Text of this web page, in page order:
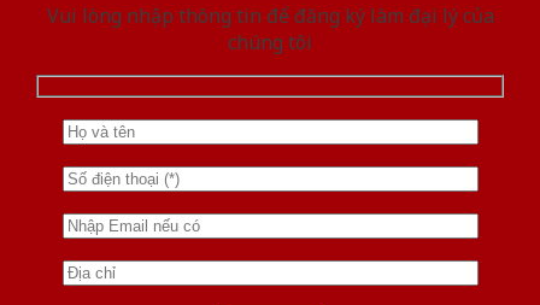
Vui lòng nhập thông tin để đăng ký làm đại lý của
chúng tôi